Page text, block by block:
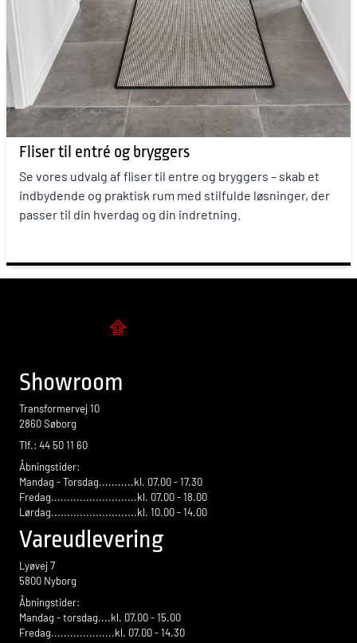
Fliser til entré og bryggers
Se vores udvalg af fliser til entre og bryggers – skab et
indbydende og praktisk rum med stilfulde løsninger, der
passer til din hverdag og din indretning.
Showroom
Transformervej 10
2860 Søborg
Tlf.: 44 50 11 60
Åbningstider:
Mandag - Torsdag...........kl. 07.00 - 17.30
Fredag...........................kl. 07.00 - 18.00
Lørdag...........................kl. 10.00 - 14.00
Vareudlevering
Lyøvej 7
5800 Nyborg
Åbningstider:
Mandag - torsdag....kl. 07.00 - 15.00
Fredag....................kl. 07.00 - 14.30